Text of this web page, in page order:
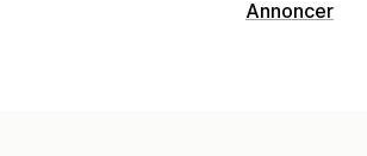
Kundeadfærd
Annoncer